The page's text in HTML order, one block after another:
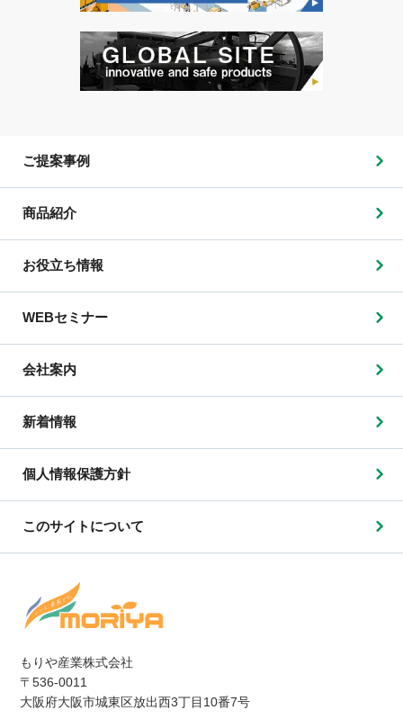
もりや産業株式会社
〒536-0011
大阪府大阪市城東区放出西3丁目10番7号
ご提案事例
商品紹介
お役立ち情報
WEBセミナー
会社案内
新着情報
個人情報保護方針
このサイトについて